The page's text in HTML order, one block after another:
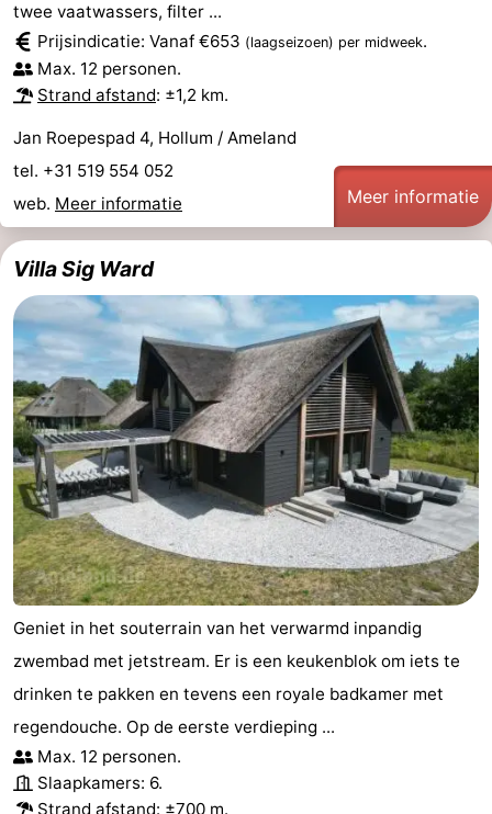
twee vaatwassers, filter ...
Prijsindicatie: Vanaf €653 (laagseizoen) per midweek.
Max. 12 personen.
Strand afstand: ±1,2 km.
Jan Roepespad 4, Hollum / Ameland
tel. +31 519 554 052
web. Meer informatie Meer informatie
Villa Sig Ward
Geniet in het souterrain van het verwarmd inpandig
zwembad met jetstream. Er is een keukenblok om iets te
drinken te pakken en tevens een royale badkamer met
regendouche. Op de eerste verdieping ...
Max. 12 personen.
Slaapkamers: 6.
Strand afstand: ±700 m.